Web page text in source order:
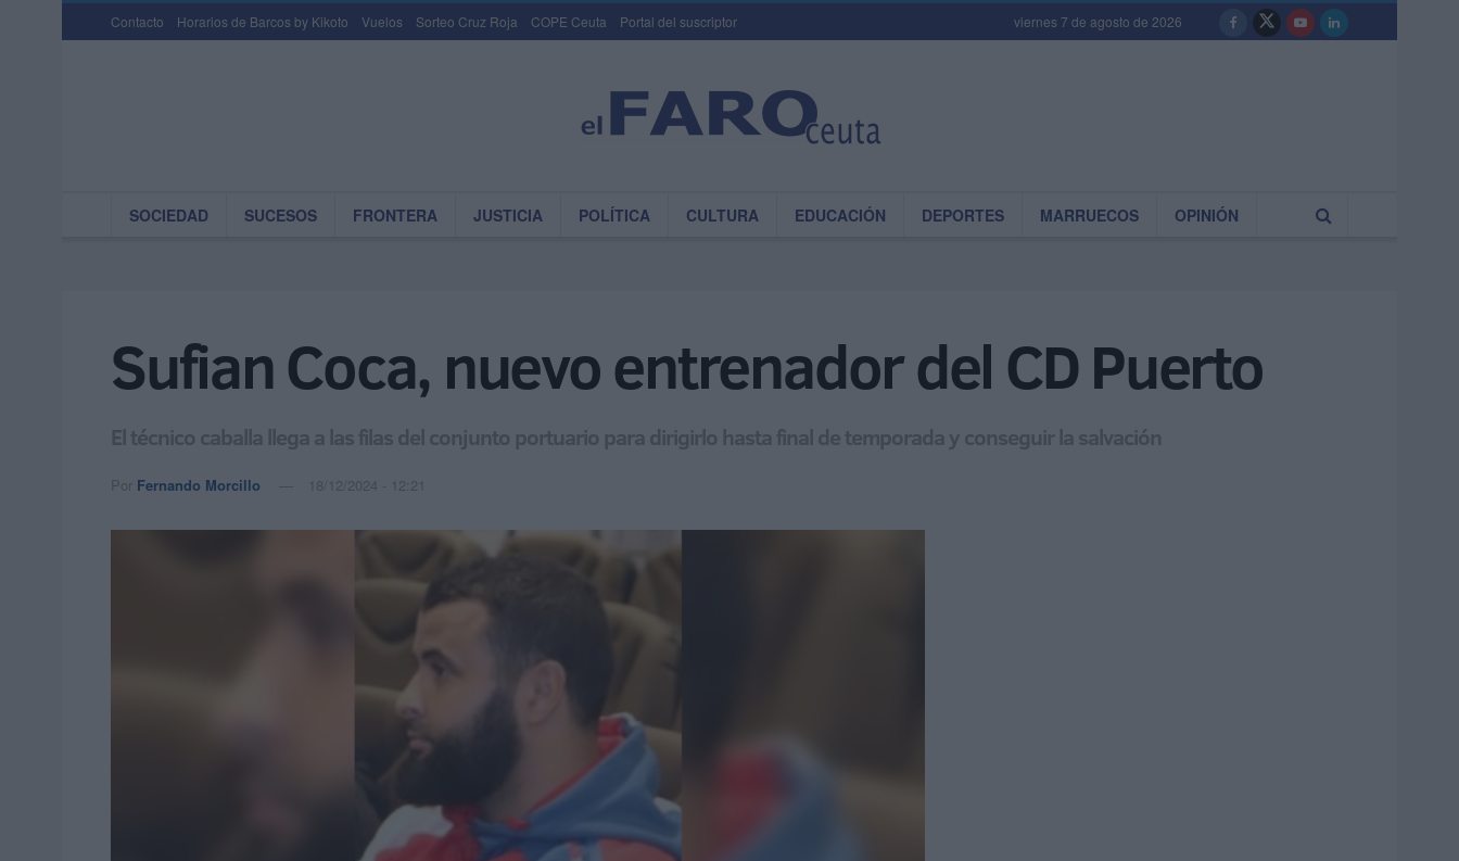
Contacto Horarios de Barcos by Kikoto Vuelos Sorteo Cruz Roja COPE Ceuta Portal del suscriptor viernes 7 de agosto de 2026
SOCIEDAD SUCESOS FRONTERA JUSTICIA POLÍTICA CULTURA EDUCACIÓN DEPORTES MARRUECOS OPINIÓN
Sufian Coca, nuevo entrenador del CD Puerto
El técnico caballa llega a las filas del conjunto portuario para dirigirlo hasta final de temporada y conseguir la salvación
Por Fernando Morcillo 18/12/2024 - 12:21